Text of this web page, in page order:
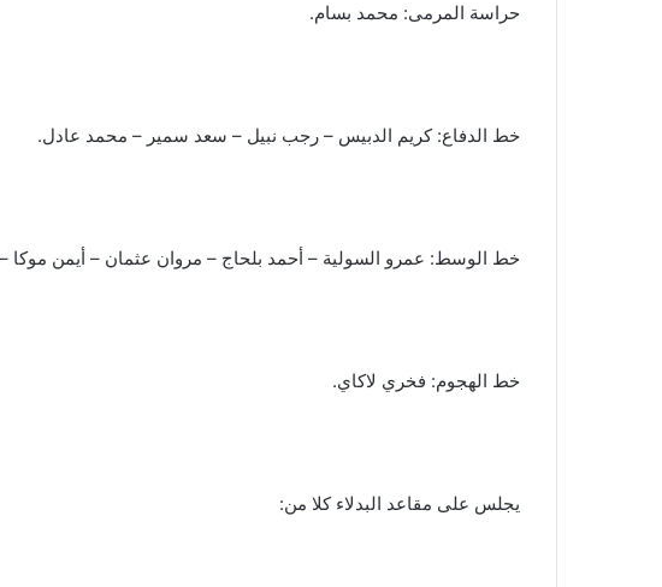
حراسة المرمى: محمد بسام.
خط الدفاع: كريم الدبيس – رجب نبيل – سعد سمير – محمد عادل.
خط الوسط: عمرو السولية – أحمد بلحاج – مروان عثمان – أيمن موكا
خط الهجوم: فخري لاكاي.
يجلس على مقاعد البدلاء كلا من: